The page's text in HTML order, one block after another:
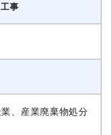
事
、産業廃棄物処分